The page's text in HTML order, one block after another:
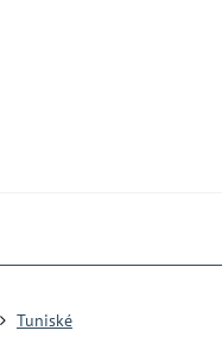
Tuniské